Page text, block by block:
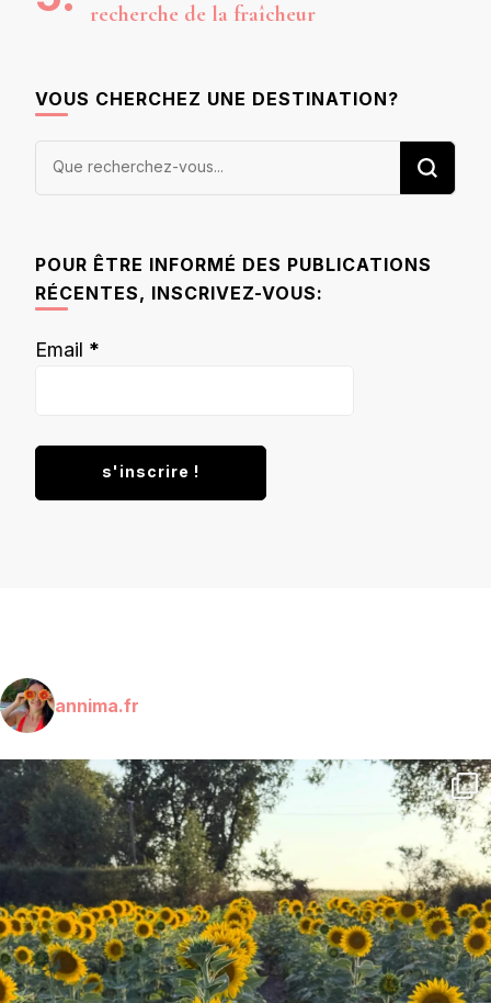
recherche de la fraîcheur
VOUS CHERCHEZ UNE DESTINATION?
Vous
POUR ÊTRE INFORMÉ DES PUBLICATIONS
RÉCENTES, INSCRIVEZ-VOUS:
Email *
annima.fr